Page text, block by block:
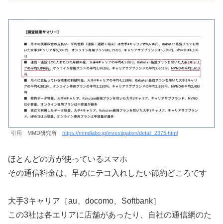
引用 MMD研究所 https://mmdlabo.jp/investigation/detail_2375.html
ほとんどの方が使っているスマホ
その通信料金は、早めにテコ入れしたい節約どころです
大手3キャリア［au、docomo、Softbank］
この3社は各エリアに店舗があったり、自社の通信網のた